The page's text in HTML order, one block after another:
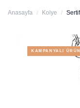
Anasayfa / Kolye /
KAMPANYALI ÜRÜN